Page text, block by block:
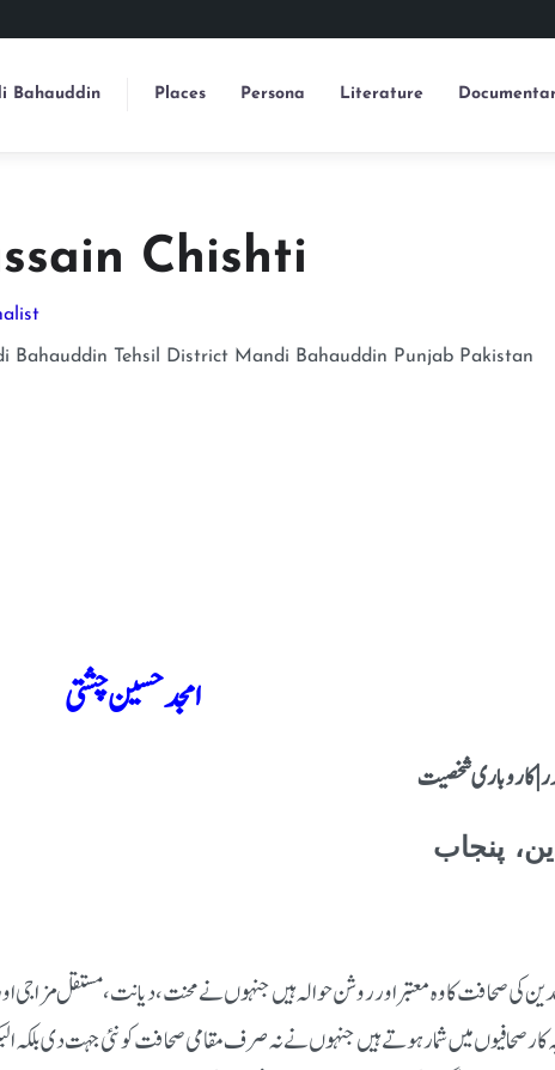
Bahauddin Places Persona Literature
Chishti
Bahauddin Tehsil District Mandi Bahauddin Punjab Pakistan
امجد حسین چشتی
| کاروباری شخصیت
پنجاب
کی صحافت کا وہ معتبر اور روشن حوالہ ہیں جنہوں نے محنت، دیانت، مستقل
کار صحافیوں میں شمار ہوتے ہیں جنہوں نے نہ صرف مقامی صحافت کو نئی جہت دی